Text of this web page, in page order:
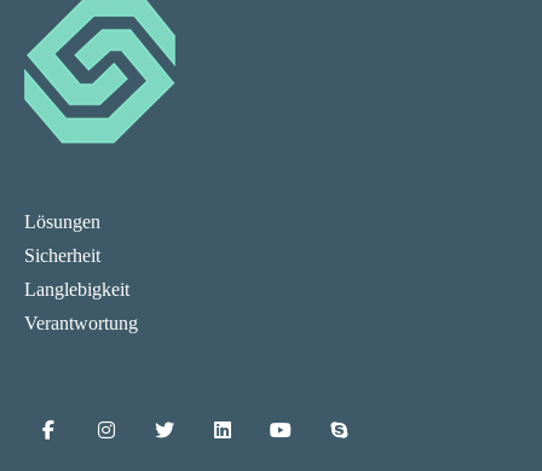
Lösungen
Sicherheit
Langlebigkeit
Verantwortung